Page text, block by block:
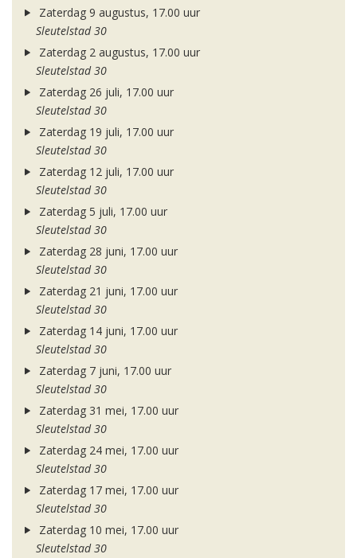
Zaterdag 9 augustus, 17.00 uur
Sleutelstad 30
Zaterdag 2 augustus, 17.00 uur
Sleutelstad 30
Zaterdag 26 juli, 17.00 uur
Sleutelstad 30
Zaterdag 19 juli, 17.00 uur
Sleutelstad 30
Zaterdag 12 juli, 17.00 uur
Sleutelstad 30
Zaterdag 5 juli, 17.00 uur
Sleutelstad 30
Zaterdag 28 juni, 17.00 uur
Sleutelstad 30
Zaterdag 21 juni, 17.00 uur
Sleutelstad 30
Zaterdag 14 juni, 17.00 uur
Sleutelstad 30
Zaterdag 7 juni, 17.00 uur
Sleutelstad 30
Zaterdag 31 mei, 17.00 uur
Sleutelstad 30
Zaterdag 24 mei, 17.00 uur
Sleutelstad 30
Zaterdag 17 mei, 17.00 uur
Sleutelstad 30
Zaterdag 10 mei, 17.00 uur
Sleutelstad 30